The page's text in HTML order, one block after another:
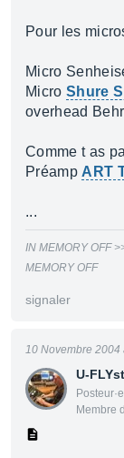
Pour les
Micro
Micro Shure
overhead
Comme t as
Préamp ART
...
IN MEMORY OFF
MEMORY OFF
signaler
U-
Membre
10 Novembre 2004